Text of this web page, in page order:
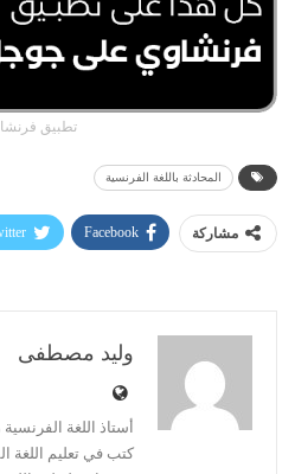
تطبيق
المحادثة باللغة الفرنسية
مشاركة Facebook
وليد مصطفى
كتب في تعليم اللغة